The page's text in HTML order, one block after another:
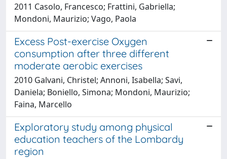
2011 Casolo, Francesco; Frattini, Gabriella;
Mondoni, Maurizio; Vago, Paola
Excess Post-exercise Oxygen
consumption after three different
moderate aerobic exercises
2010 Galvani, Christel; Annoni, Isabella; Savi,
Daniela; Boniello, Simona; Mondoni, Maurizio;
Faina, Marcello
Exploratory study among physical
education teachers of the Lombardy
region